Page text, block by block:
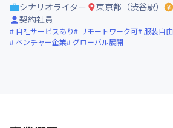
シナリオライター 東京都（渋谷駅）
契約社員
自社サービスあり リモートワーク可 服装自由
ベンチャー企業
グローバル展開